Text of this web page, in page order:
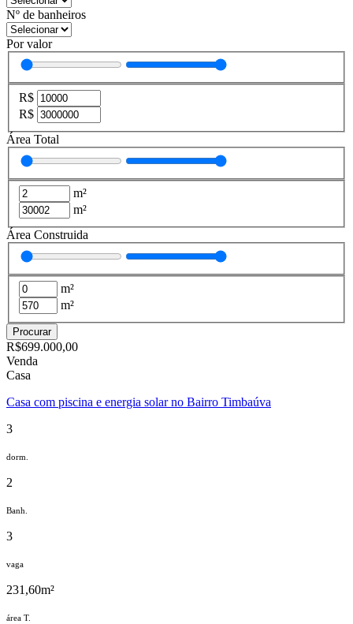
Nº de banheiros
Por valor
R$
R$
Área Total
m²
m²
Área Construida
m²
m²
Procurar
R$699.000,00
Venda
Casa
Casa com piscina e energia solar no Bairro Timbaúva
3
dorm.
2
Banh.
3
vaga
231,60m²
área T.